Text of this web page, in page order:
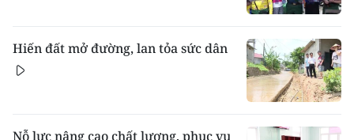
Hiến đất mở đường, lan tỏa sức dân
Nỗ lực nâng cao chất lượng, phục vụ